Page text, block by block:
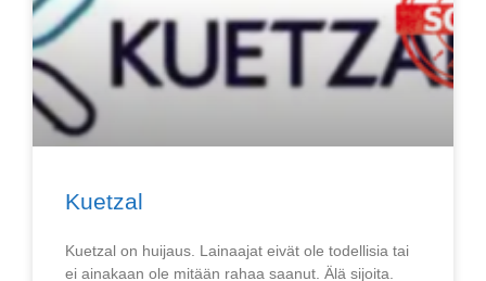
Kuetzal
Kuetzal on huijaus. Lainaajat eivät ole todellisia tai
ei ainakaan ole mitään rahaa saanut. Älä sijoita.